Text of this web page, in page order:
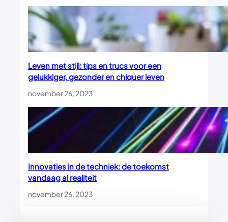
Leven met stijl: tips en trucs voor een
gelukkiger, gezonder en chiquer leven
november 26, 2023
Innovaties in de techniek: de toekomst
vandaag al realiteit
november 26, 2023